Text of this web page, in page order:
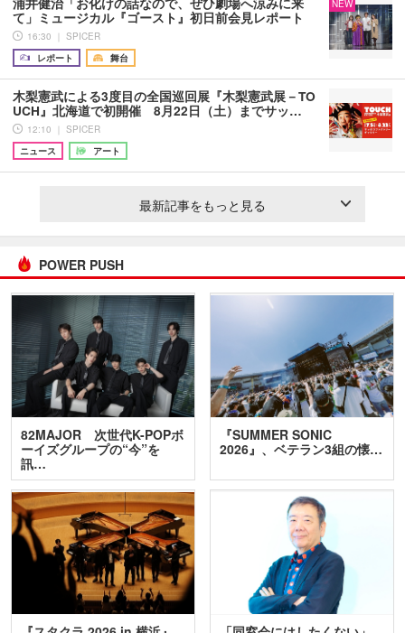
て」ミュージカル『ゴースト』初日前会見レポート
16:30 ｜ SPICER
レポート
舞台
NEW
木梨憲武による3度目の全国巡回展『木梨憲武展－TO
UCH』北海道で初開催 8月22日（土）までサッ…
12:10 ｜ SPICER
ニュース
アート
最新記事をもっと見る
POWER PUSH
82MAJOR 次世代K-POPボ
ーイズグループの“今”を
訊…
『SUMMER SONIC
2026』、ベテラン3組の懐…